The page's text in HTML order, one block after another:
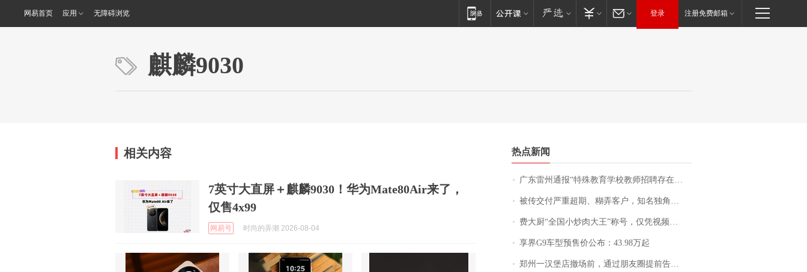
网易首页 应用 无障碍浏览 登录 注册免费邮箱
麒麟9030
相关内容
7英寸大直屏＋麒麟9030！华为Mate80Air来了，
仅售4x99
网易号 时尚的弄潮 2026-08-04
热点新闻
广东雷州通报“特殊教育学校教师招聘存在违规行为”：已启动问责程序 副校长被停职
被传交付严重超期、糊弄客户，知名独角兽车企创始人回应：都没证据，将依法采取措施，“本人长期与美国交管局保持沟通，对方表示肯定”
费大厨“全国小炒肉大王”称号，仅凭视频评出？中国烹饪协会回应
享界G9车型预售价公布：43.98万起
郑州一汉堡店撤场前，通过朋友圈提前告知逐一退费，有顾客仅剩1元也全被退回，分文不少；顾客：言而有信，让人感动